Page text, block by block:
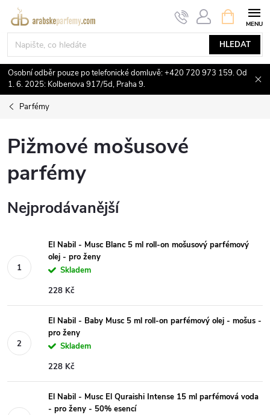
Přejít
obsah
HLEDAT
NÁKUPNÍ
KOŠÍK
Osobní odběr pouze po telefonické domluvě: +420 720 973 159. Od
1. 6. 2025: Kolbenova 917/5d, Praha 9.
Parfémy
Pižmové mošusové
parfémy
Nejprodávanější
El Nabil - Musc Blanc 5 ml roll-on mošusový parfémový
olej - pro ženy
Skladem
228 Kč
El Nabil - Baby Musc 5 ml roll-on parfémový olej - mošus -
pro ženy
Skladem
228 Kč
El Nabil - Musc El Quraishi Intense 15 ml parfémová voda
- pro ženy - 50% esencí